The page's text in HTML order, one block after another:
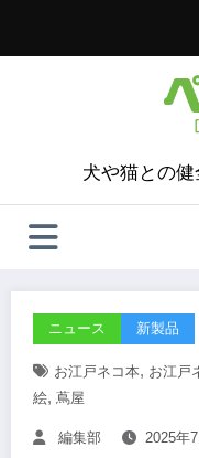
犬や猫との
ニュース 新製品
お江戸ネコ本, お江戸
絵, 蔦屋
編集部 2025年